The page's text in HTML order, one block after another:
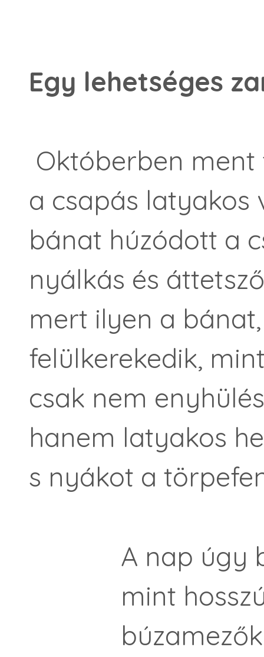
Egy lehetséges
Októberben ment
a csapás latyakos
bánat húzódott a
nyálkás és
mert ilyen a bánat,
felülkerekedik,
csak nem
hanem latyakos
s nyákot a
A nap úgy
mint hosszú
búzamezők